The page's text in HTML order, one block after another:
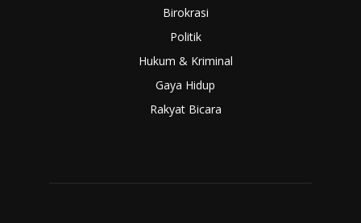
Birokrasi
Politik
Hukum & Kriminal
Gaya Hidup
Rakyat Bicara